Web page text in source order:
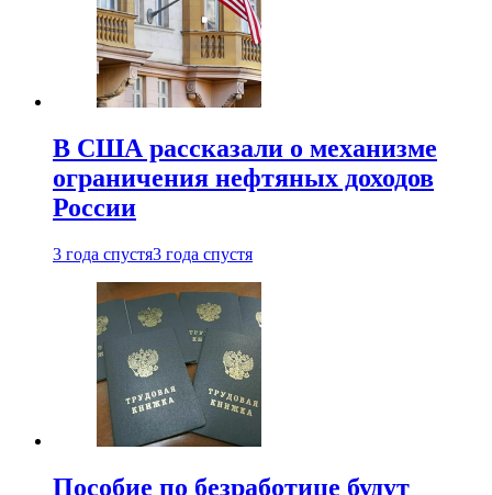
В США рассказали о механизме
ограничения нефтяных доходов
России
3 года спустя3 года спустя
Пособие по безработице будут